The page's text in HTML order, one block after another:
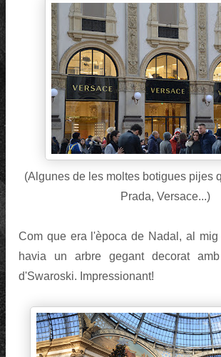
(Algunes de les moltes botigues pijes
Prada, Versace...)
Com que era l'època de Nadal, al
havia un arbre gegant decorat
d'Swaroski. Impressionant!